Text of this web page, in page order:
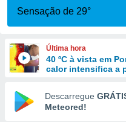
a este
das
e
forma
digital
Sensação de 29°
Última hora
40 ºC à vista em
calor intensifica a
Descarregue
Meteored!